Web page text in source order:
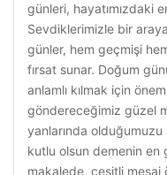
günleri, hayatımızdaki
Sevdiklerimizle bir
günler, hem geçmişi
fırsat sunar. Doğum
anlamlı kılmak için
göndereceğimiz güzel
yanlarında
kutlu olsun demenin en
makalede, çeşitli mesaj